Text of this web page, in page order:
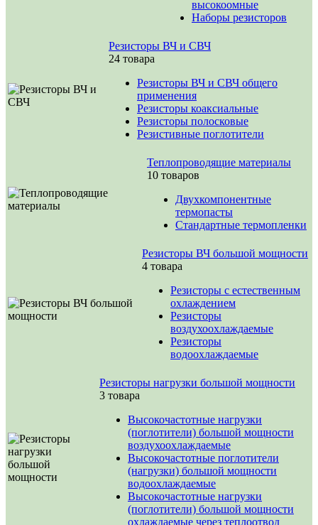
высокоомные
Наборы резисторов
Резисторы ВЧ и СВЧ
24 товара
Резисторы ВЧ и СВЧ общего
применения
Резисторы коаксиальные
Резисторы полосковые
Резистивные поглотители
Теплопроводящие материалы
10 товаров
Двухкомпонентные
термопасты
Стандартные термопленки
Резисторы ВЧ большой мощности
4 товара
Резисторы с естественным
охлаждением
Резисторы
воздухоохлаждаемые
Резисторы
водоохлаждаемые
Резисторы нагрузки большой мощности
3 товара
Высокочастотные нагрузки
(поглотители) большой мощности
воздухоохлаждаемые
Высокочастотные поглотители
(нагрузки) большой мощности
водоохлаждаемые
Высокочастотные нагрузки
(поглотители) большой мощности
охлаждаемые через теплоотвод